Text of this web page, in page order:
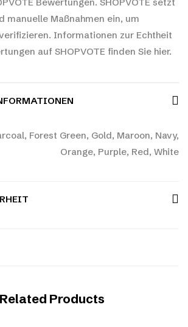
manuelle Maßnahmen ein, um
Informationen zur Echtheit
auf SHOPVOTE finden Sie hier.
Forest Green, Gold, Maroon, Navy,
Orange, Purple, Red, White
Related Products